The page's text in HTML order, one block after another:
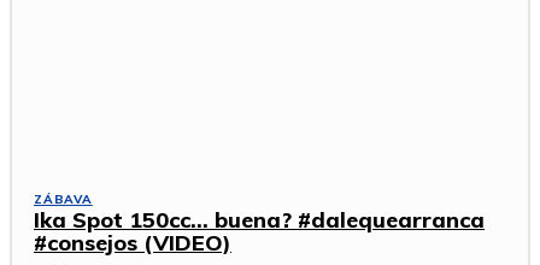
ZÁBAVA
Ika Spot 150cc… buena? #dalequearranca
#consejos (VIDEO)